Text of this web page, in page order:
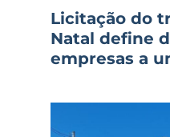
Licitação do
Natal define
empresas a